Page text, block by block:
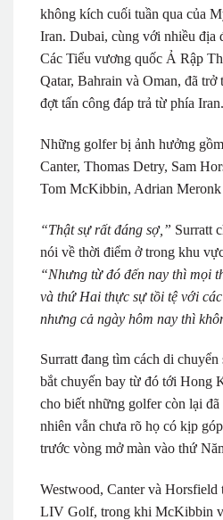
không kích cuối tuần qua của
Iran. Dubai, cùng với nhiều địa
Các Tiểu vương quốc Ả Rập
Qatar, Bahrain và Oman, đã trở
đợt tấn công đáp trả từ phía Iran.
Những golfer bị ảnh hưởng
Canter, Thomas Detry, Sam
Tom McKibbin, Adrian Meronk
“Thật sự rất đáng sợ,” Surratt
nói về thời điểm ở trong khu
“Nhưng từ đó đến nay thì mọi
và thứ Hai thực sự tồi tệ với
nhưng cả ngày hôm nay thì
Surratt đang tìm cách di
bắt chuyến bay từ đó tới Hong
cho biết những golfer còn lại
nhiên vẫn chưa rõ họ có kịp
trước vòng mở màn vào thứ
Westwood, Canter và Horsfield
LIV Golf, trong khi McKibbin